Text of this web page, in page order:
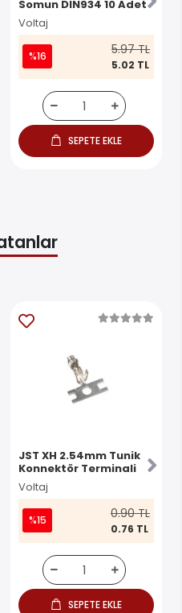
Somun DIN934 10 Adet
Voltaj
%16 5.97 TL
5.02 TL
SEPETE EKLE
JST XH 2.54mm Tunik
Konnektör Terminali
Voltaj
%15 0.90 TL
0.76 TL
SEPETE EKLE